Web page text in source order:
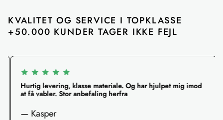
KVALITET OG SERVICE I TOPKLASSE
+50.000 KUNDER TAGER IKKE FEJL
Hurtig levering, klasse materiale. Og har hjulpet mig imod
at få vabler. Stor anbefaling herfra
— Kasper